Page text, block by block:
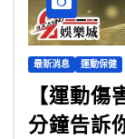
最新消息 運動保健
【運動
分鐘告訴